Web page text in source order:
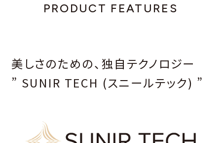
PRODUCT FEATURES
美しさのための、独⾃テクノロジー
” SUNIR TECH (スニールテック) ”